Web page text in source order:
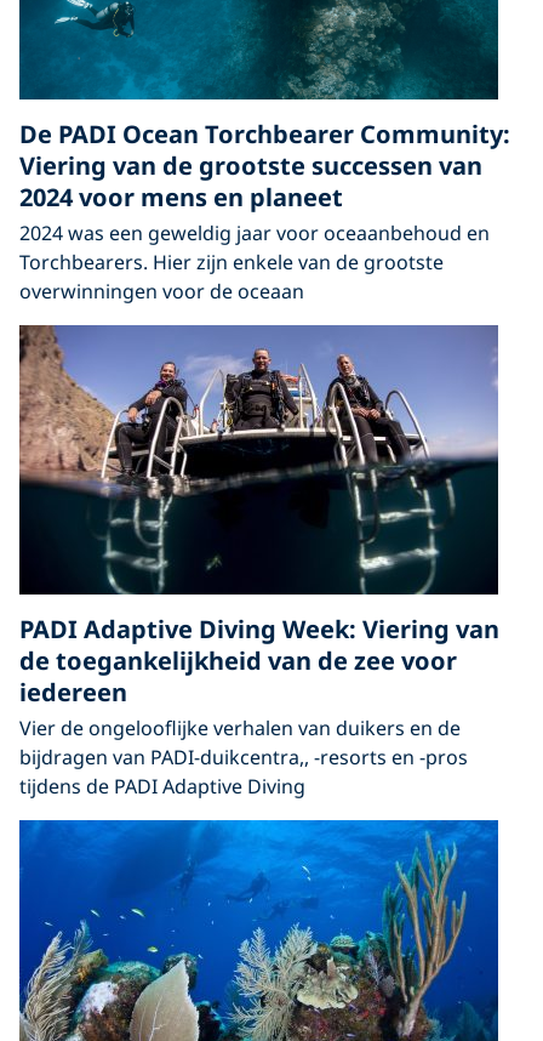
De PADI Ocean Torchbearer Community:
Viering van de grootste successen van
2024 voor mens en planeet
2024 was een geweldig jaar voor oceaanbehoud en
Torchbearers. Hier zijn enkele van de grootste
overwinningen voor de oceaan
PADI Adaptive Diving Week: Viering van
de toegankelijkheid van de zee voor
iedereen
Vier de ongelooflijke verhalen van duikers en de
bijdragen van PADI-duikcentra,, -resorts en -pros
tijdens de PADI Adaptive Diving